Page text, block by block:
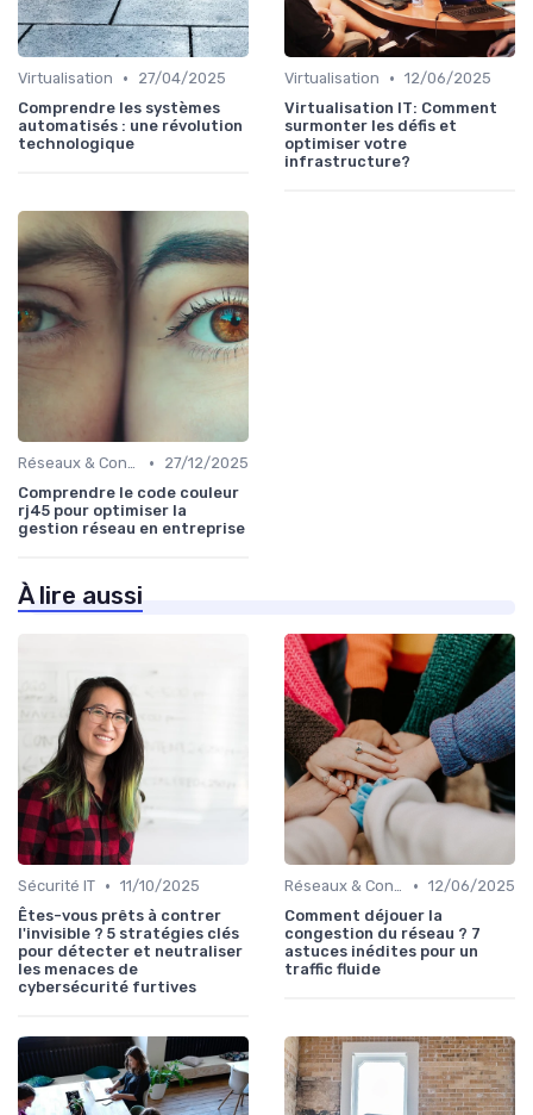
Virtualisation •
27/04/2025
Comprendre les systèmes
automatisés : une révolution
technologique
Virtualisation • 12/06/2025
Virtualisation IT: Comment
surmonter les défis et
optimiser votre
infrastructure?
Réseaux & Connectivité •
27/12/2025
Comprendre le code couleur
rj45 pour optimiser la
gestion réseau en entreprise
À lire aussi
Sécurité IT • 11/10/2025
Êtes-vous prêts à contrer
l'invisible ? 5 stratégies clés
pour détecter et neutraliser
les menaces de
cybersécurité furtives
Réseaux & Connectivité • 12/06/2025
Comment déjouer la
congestion du réseau ? 7
astuces inédites pour un
traffic fluide